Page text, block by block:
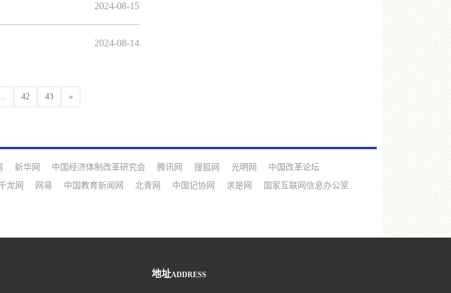
2024-08-15
2024-08-14
... 42 43 »
新华网 中国经济体制改革研究会 腾讯网 搜狐网 光明网
中国改革论坛
龙网 网易 中国教育新闻网 北青网 中国记协网 求是网
国家互联网信息办公室
地址ADDRESS